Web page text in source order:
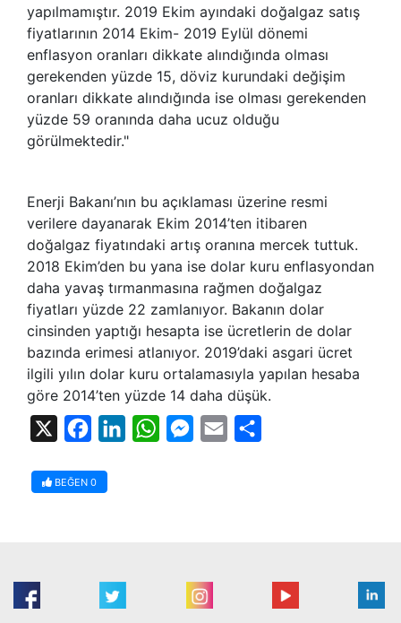
yapılmamıştır. 2019 Ekim ayındaki doğalgaz satış
fiyatlarının 2014 Ekim- 2019 Eylül dönemi
enflasyon oranları dikkate alındığında olması
gerekenden yüzde 15, döviz kurundaki değişim
oranları dikkate alındığında ise olması gerekenden
yüzde 59 oranında daha ucuz olduğu
görülmektedir."
Enerji Bakanı’nın bu açıklaması üzerine resmi
verilere dayanarak Ekim 2014’ten itibaren
doğalgaz fiyatındaki artış oranına mercek tuttuk.
2018 Ekim’den bu yana ise dolar kuru enflasyondan
daha yavaş tırmanmasına rağmen doğalgaz
fiyatları yüzde 22 zamlanıyor. Bakanın dolar
cinsinden yaptığı hesapta ise ücretlerin de dolar
bazında erimesi atlanıyor. 2019’daki asgari ücret
ilgili yılın dolar kuru ortalamasıyla yapılan hesaba
göre 2014’ten yüzde 14 daha düşük.
FacebookLinkedInWhatsAppMessenger
Email
BEĞEN 0